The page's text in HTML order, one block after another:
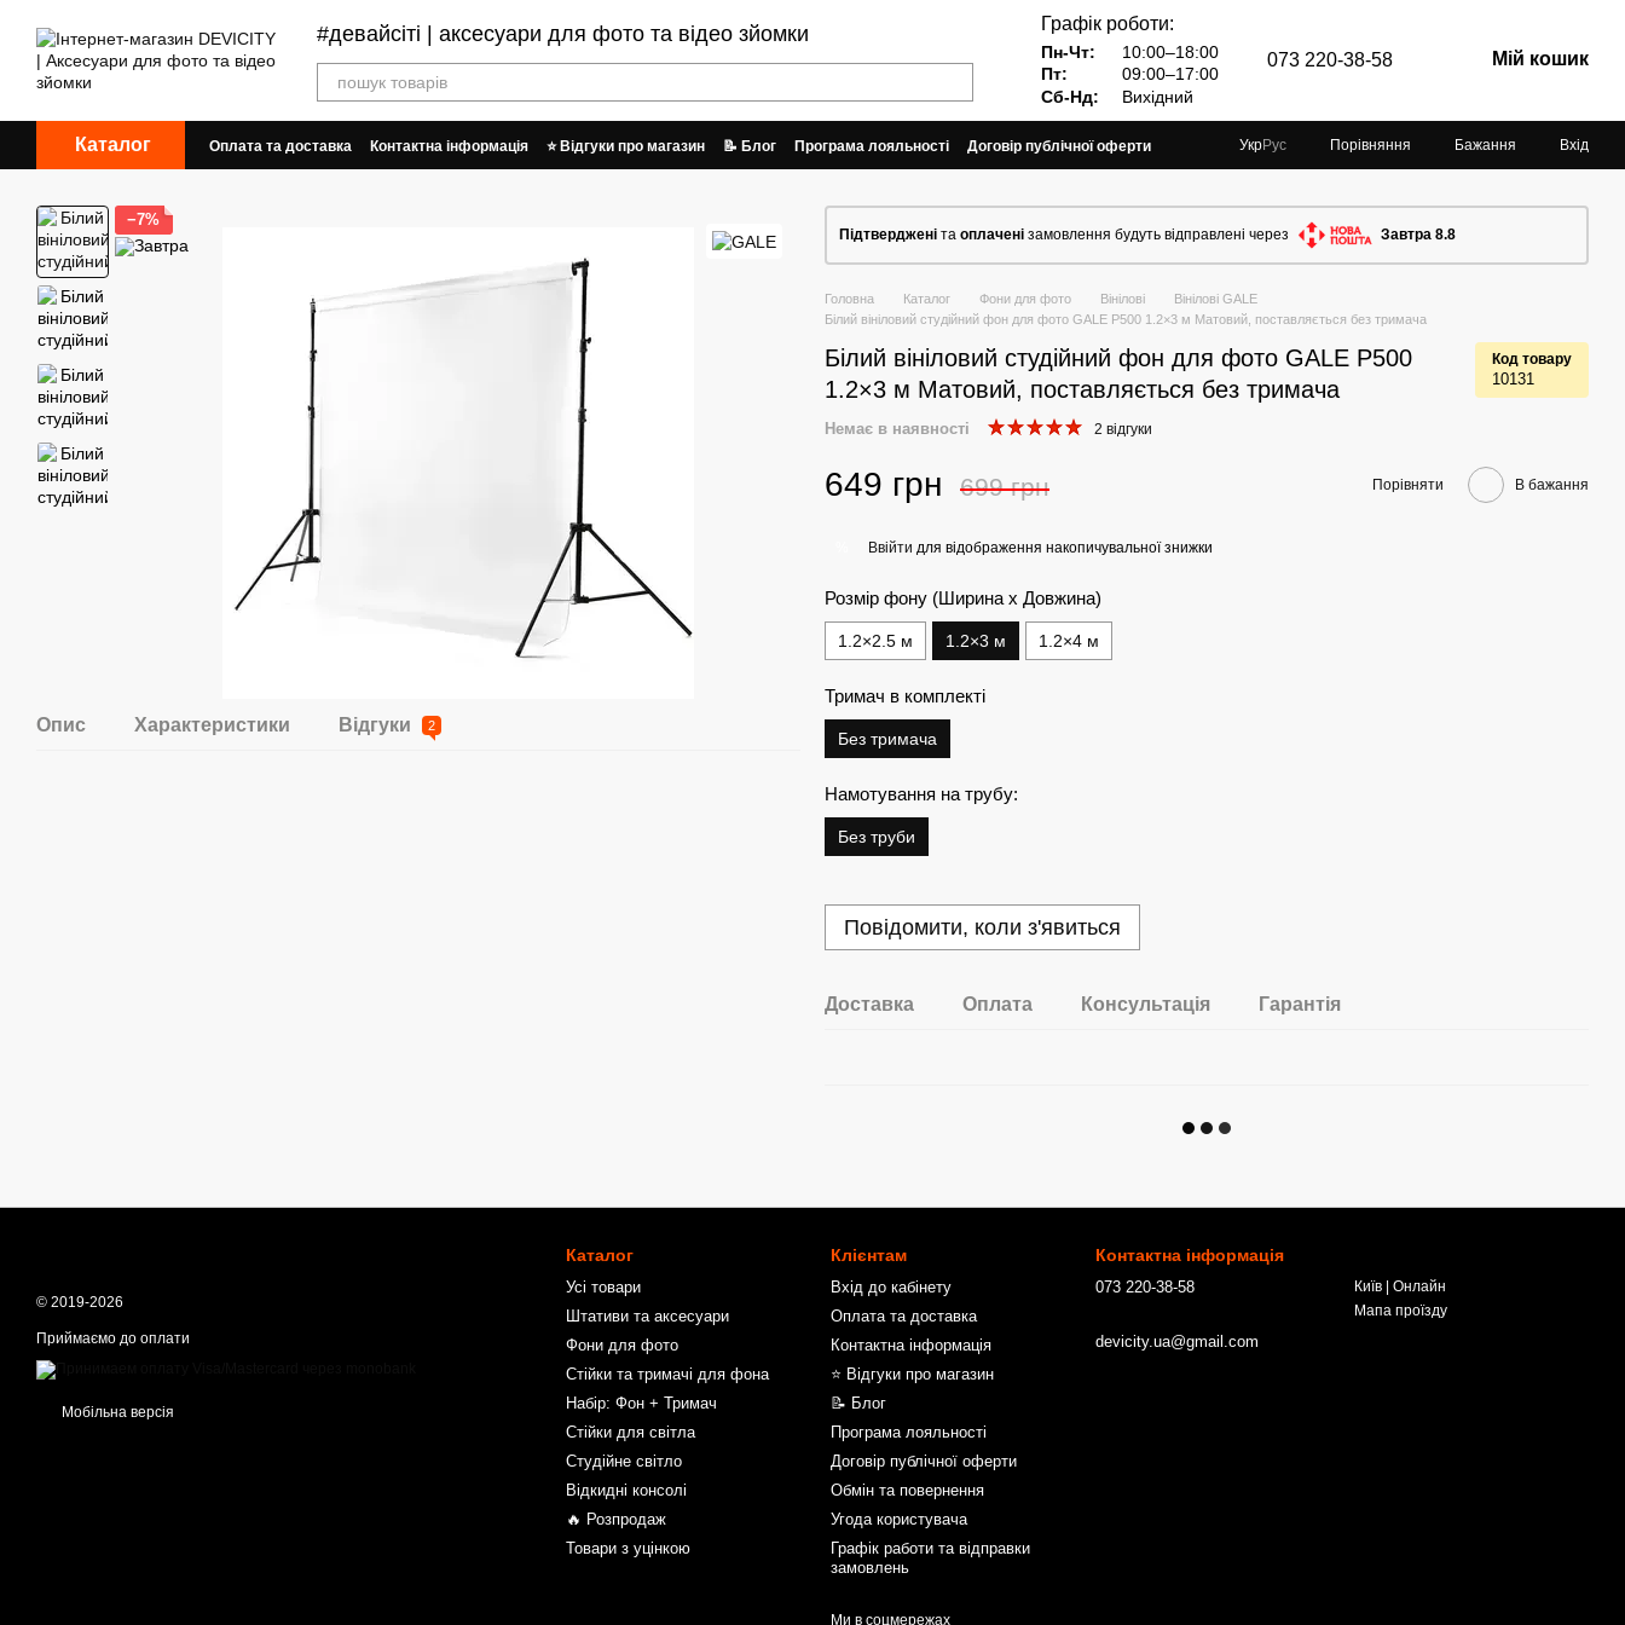
#девайсіті | аксесуари для фото та відео зйомки Графік роботи:
Пн-Чт:
10:00–18:00
Пт:
09:00–17:00
Сб-Нд:
Вихідний
073 220-38-58 Мій кошик
Каталог Оплата та доставка Контактна інформація ⭐ Відгуки про магазин 📝 Блог Програма лояльності
Договір публічної оферти
Обмін та повернення
Угода користувача Графік работи та відправки замовлень
УкрРус Порівняння Бажання Вхід
−7%
Опис Характеристики Відгуки 2
Підтверджені та оплачені замовлення будуть відправлені через Завтра 8.8
Головна Каталог Фони для фото Вінілові
Вінілові GALE
Білий вініловий студійний фон для фото GALE P500 1.2×3 м Матовий, поставляється без тримача
Білий вініловий студійний фон для фото GALE P500
1.2×3 м Матовий, поставляється без тримача
Код товару
10131
Немає в наявності 2 відгуки
649 грн 699 грн Порівняти В бажання
Ввійти для відображення накопичувальної знижки
Розмір фону (Ширина х Довжина)
1.2×2.5 м 1.2×3 м 1.2×4 м
Тримач в комплекті
Без тримача
Намотування на трубу:
Без труби
Повідомити, коли з'явиться
Доставка Оплата Консультація Гарантія
© 2019-2026
Приймаємо до оплати
Мобільна версія
Каталог
Усі товари
Штативи та аксесуари
Фони для фото
Стійки та тримачі для фона
Набір: Фон + Тримач
Стійки для світла
Студійне світло
Відкидні консолі
🔥 Розпродаж
Товари з уцінкою
Клієнтам
Вхід до кабінету
Оплата та доставка
Контактна інформація
⭐ Відгуки про магазин
📝 Блог
Програма лояльності
Договір публічної оферти
Обмін та повернення
Угода користувача
Графік работи та відправки
замовлень
Ми в соцмережах
Контактна інформація
073 220-38-58
devicity.ua@gmail.com
Київ | Онлайн
Мапа проїзду